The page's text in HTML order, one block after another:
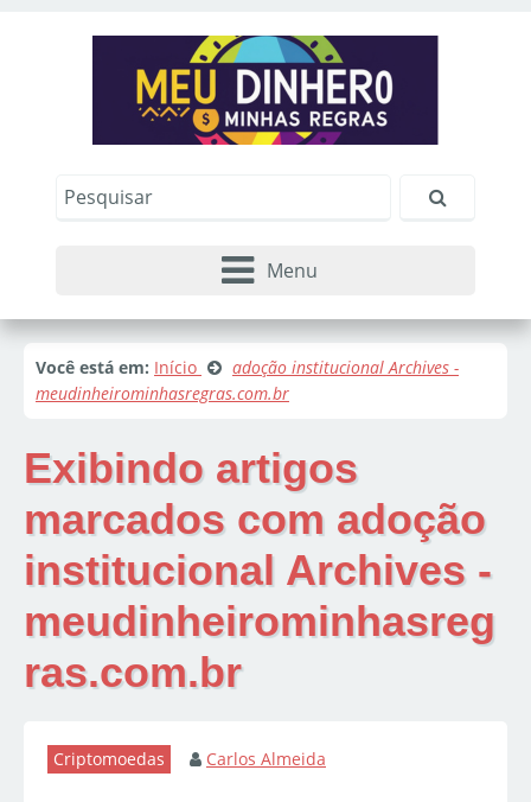
Menu
Você está em: Início
adoção institucional Archives -
meudinheirominhasregras.com.br
Exibindo artigos
marcados com adoção
institucional Archives -
meudinheirominhasreg
ras.com.br
Criptomoedas Carlos Almeida